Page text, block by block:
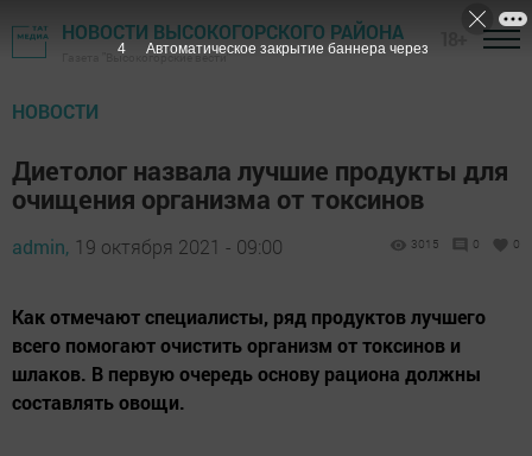
НОВОСТИ ВЫСОКОГОРСКОГО РАЙОНА
Газета "Высокогорские вести"
НОВОСТИ
Диетолог назвала лучшие продукты для
очищения организма от токсинов
admin, 19 октября 2021 - 09:00 3015 0 0
Как отмечают специалисты, ряд продуктов лучшего
всего помогают очистить организм от токсинов и
шлаков. В первую очередь основу рациона должны
составлять овощи.
3 Автоматическое закрытие баннера через